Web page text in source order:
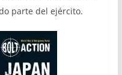
parte del ejército.